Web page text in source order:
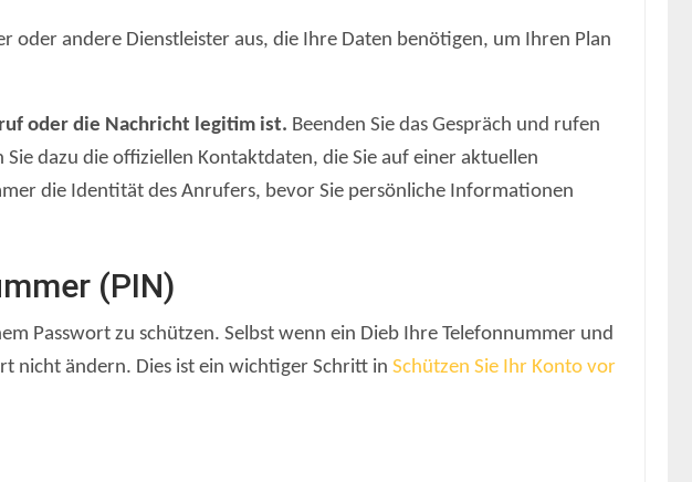
andere Dienstleister aus, die Ihre Daten benötigen, um Ihren Plan
oder die Nachricht legitim ist. Beenden Sie das Gespräch und rufen
dazu die offiziellen Kontaktdaten, die Sie auf einer aktuellen
die Identität des Anrufers, bevor Sie persönliche Informationen
(PIN)
Passwort zu schützen. Selbst wenn ein Dieb Ihre Telefonnummer und
nicht ändern. Dies ist ein wichtiger Schritt in Schützen Sie Ihr Konto vor